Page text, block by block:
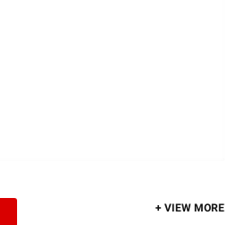
+ VIEW MORE